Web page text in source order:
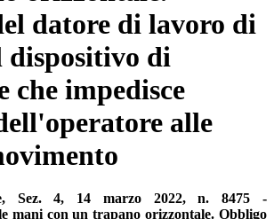
datore di lavoro di
dispositivo di
che impedisce
alle
Sez. 4, 14 marzo 2022, n. 8475 -
mani con un trapano orizzontale. Obbligo